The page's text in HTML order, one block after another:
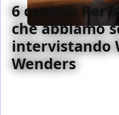
6 cose su
che abbiamo
intervistando
Wenders